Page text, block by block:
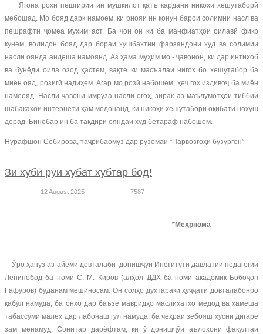
Ягона роҳи пешгирии ин мушкилот қатъ кардани никоҳи хешутаборӣ
мебошад. Мо бояд дарк намоем, ки риояи ин қонун барои солимии насл ва
пешрафти ҷомеа муҳим аст. Ба ҷои он ки ба манфиатҳои оилавӣ фикр
кунем, волидон бояд дар бораи хушбахтии фарзандони худ ва солимии
насли оянда андеша намоянд. Аз ҳама муҳим мо - ҷавонон, ки дар интихоб
ва бунёди оила озод ҳастем, вақте ки масъалаи нигоҳ бо хешутабор ба
миён ояд, розигӣ надиҳем. Агар мо розӣ набошем, ҳеҷ гоҳ издивоҷ ба миён
намеояд. Насли ҷавони имрӯза насли огоҳ, зирак аз маълумотҳои тиббии
шабакаҳои интернетӣ ҳам медонанд, ки никоҳи хешутаборӣ оқибати нохуш
дорад. Бинобар ин ба тақдири ояндаи худ бетараф набошем.
Нурафшон Собирова, таҷрибаомӯз дар рӯзомаи “Парвозгоҳи бузургон”
Зи хубӣ рӯи хубат хубтар бод!
12 August 2025 7587
*Меҳрнома
Ӯро ҳанӯз аз айёми довталаби донишҷӯи Институти давлатии педагогии
Ленинобод ба номи С. М. Киров (алҳол ДДХ ба номи академик Бобоҷон
Ғафуров) буданам мешиносам. Он солҳо духтараки ҳуҷҷати довталабонро
қабул намуда, ба онҳо дар баъзе мавридҳо маслиҳатҳо медод ва ҳамеша
табассуми малеҳ дар лабонаш гул намуда, ба чеҳраи зебояш ҳусни дигаре
зам менамуд. Сонитар дарёфтам, ки ӯ донишҷӯи аълохони факултаи